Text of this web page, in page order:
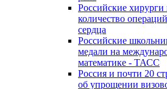
Российские
количество
сердца
Российские
медали на
математике - ТАСС
Россия и почти 20
об упрощении